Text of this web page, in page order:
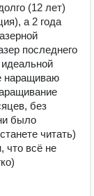
(12 лет)
а 2 года
последнего
наращиваю
без
было
читать)
что всё не